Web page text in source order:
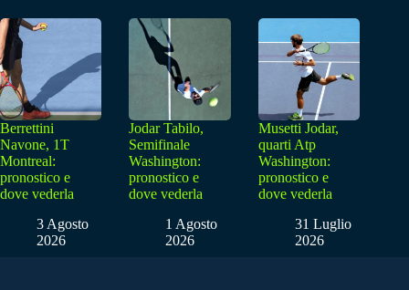
Berrettini
Navone, 1T
Montreal:
pronostico e
dove vederla
3 Agosto
2026
Jodar Tabilo,
Semifinale
Washington:
pronostico e
dove vederla
1 Agosto
2026
Musetti Jodar,
quarti Atp
Washington:
pronostico e
dove vederla
31 Luglio
2026